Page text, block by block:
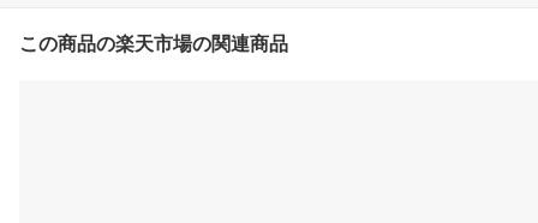
この商品の楽天市場の関連商品